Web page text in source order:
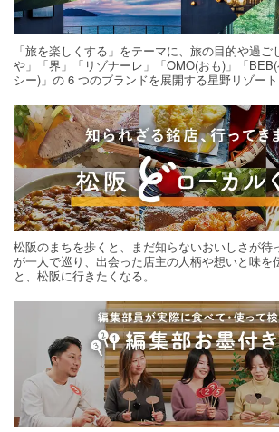
「旅を楽しくする」をテーマに、旅の目的や過
や」「界」「リゾナーレ」「OMO(おも)」「
シー)」の 6 つのブランドを展開する星野リゾー
松阪のまちを歩くと、まだ知らないおいしさが待
が一人で巡り、出会った店主の人柄や想いと味を
と、松阪に行きたくなる。